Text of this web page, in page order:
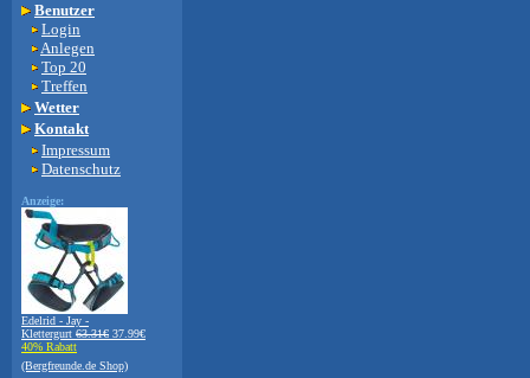
Benutzer
Login
Anlegen
Top 20
Treffen
Wetter
Kontakt
Impressum
Datenschutz
Anzeige:
Edelrid - Jay -
Klettergurt 63.31€ 37.99€
40% Rabatt
(Bergfreunde.de Shop)